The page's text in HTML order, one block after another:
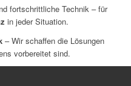
fortschrittliche Technik – für
in jeder Situation.
– Wir schaffen die Lösungen
vorbereitet sind.